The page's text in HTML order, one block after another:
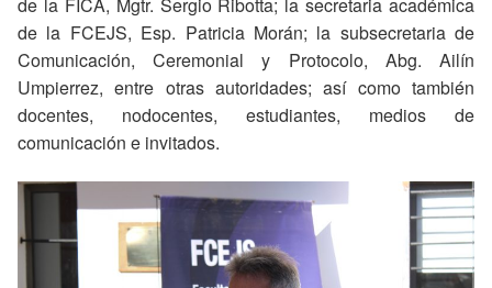
de la FCEJS, Esp. Patricia Morán; la subsecretaria de
Comunicación, Ceremonial y Protocolo, Abg. Ailín
Umpierrez, entre otras autoridades; así como también
docentes, nodocentes, estudiantes, medios de
comunicación e invitados.